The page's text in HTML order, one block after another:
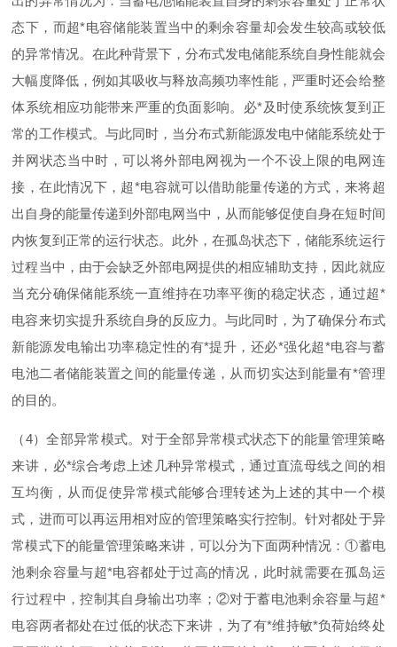
态下，而超*电容储能装置当中的剩余容量却会发生较高或较低
的异常情况。在此种背景下，分布式发电储能系统自身性能就会
大幅度降低，例如其吸收与释放高频功率性能，严重时还会给整
体系统相应功能带来严重的负面影响。 必*及时使系统恢复到正
常的工作模式。与此同时，当分布式新能源发电中储能系统处于
并网状态当中时，可以将外部电网视为一个不设上限的电网连
接，在此情况下， 超*电容就可以借助能量传递的方式，来将超
出自身的能量传递到外部电网当中，从而能够促使自身在短时间
内恢复到正常的运行状态。此外，在孤岛状态下，储能系统运行
过程当中，由于会缺乏外部电网提供的相应辅助支持，因此就应
当充分确保储能系统一直维持在功率平衡的稳定状态，通过超*
电容来切实提升系统自身的反应力。与此同时，为了确保分布式
新能源发电输出功率稳定性的有*提升，还必*强化超*电容与蓄
电池二者储能装置之间的能量传递，从而切实达到能量有*管理
的目的。
（4）全部异常模式。对于全部异常模式状态下的能量管理策略
来讲， 必*综合考虑上述几种异常模式，通过直流母线之间的相
互均衡，从而促使异常模式能够合理转述为上述的其中一个模
式，进而可以再运用相对应的管理策略实行控制。针对都处于异
常模式下的能量管理策略来讲，可以分为下面两种情况 ：①蓄电
池剩余容量与超*电容都处于过高的情况，此时就需要在孤岛运
行过程中，控制其自身输出功率 ； ②对于蓄电池剩余容量与超*
电容两者都处在过低的状态下来讲，为了有*维持敏*负荷始终处